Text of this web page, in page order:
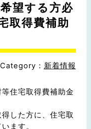
望する方必
取得費補助
新着情報
Category：
住宅取得費補助金
した方に、住宅取
ます。